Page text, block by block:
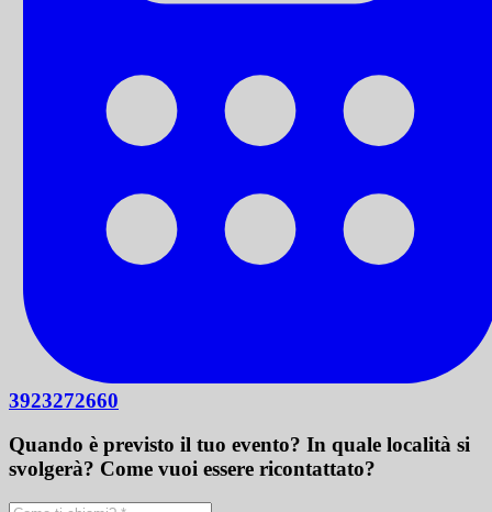
3923272660
Quando è previsto il tuo evento? In quale località si
svolgerà? Come vuoi essere ricontattato?